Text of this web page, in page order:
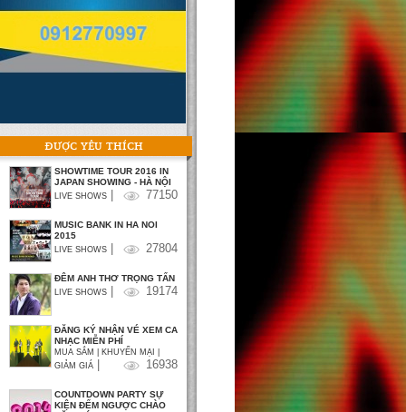
ĐƯỢC YÊU THÍCH
SHOWTIME TOUR 2016 IN
JAPAN SHOWING - HÀ NỘI
LIVE SHOWS 77150
MUSIC BANK IN HA NOI
2015
LIVE SHOWS 27804
ĐÊM ANH THƠ TRỌNG TẤN
LIVE SHOWS 19174
ĐĂNG KÝ NHẬN VÉ XEM CA
NHẠC MIỄN PHÍ
MUA SẮM | KHUYẾN MẠI |
GIẢM GIÁ
16938
COUNTDOWN PARTY SỰ
KIỆN ĐẾM NGƯỢC CHÀO